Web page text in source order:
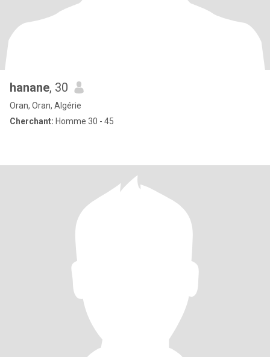
hanane, 30
Oran, Oran, Algérie
Cherchant: Homme 30 - 45